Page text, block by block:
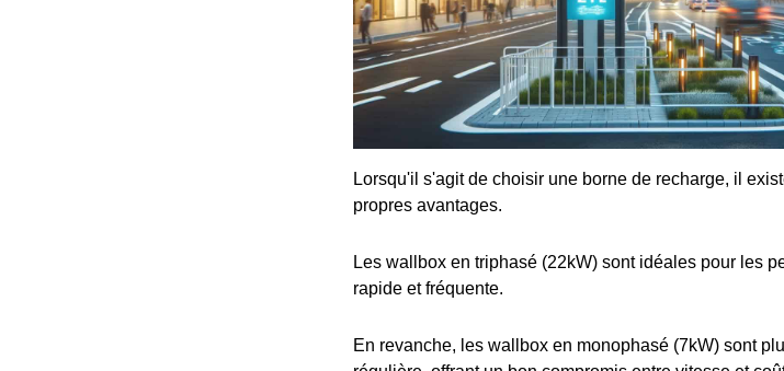
Lorsqu'il s'agit de choisir une borne de recharge, il
propres avantages.
Les wallbox en triphasé (22kW) sont idéales pour les
rapide et fréquente.
En revanche, les wallbox en monophasé (7kW) sont